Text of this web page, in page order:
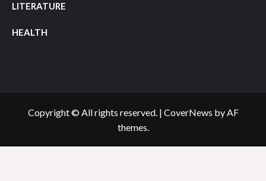
LITERATURE
HEALTH
Copyright © All rights reserved. | CoverNews by AF
themes.